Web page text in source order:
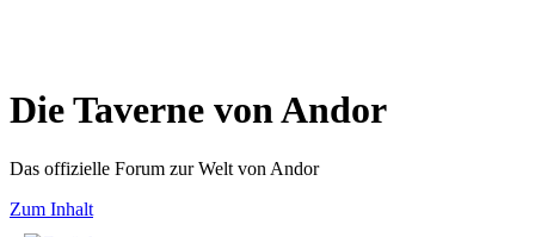
Die Taverne von Andor
Das offizielle Forum zur Welt von Andor
Zum Inhalt